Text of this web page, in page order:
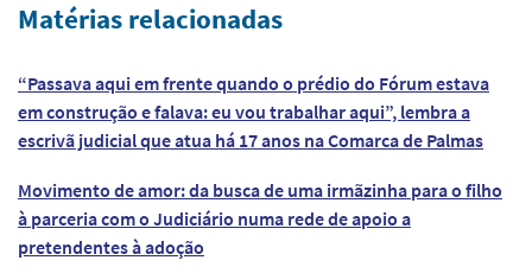
Matérias relacionadas
“Passava aqui em frente quando o prédio do Fórum estava
em construção e falava: eu vou trabalhar aqui”, lembra a
escrivã judicial que atua há 17 anos na Comarca de Palmas
Movimento de amor: da busca de uma irmãzinha para o filho
à parceria com o Judiciário numa rede de apoio a
pretendentes à adoção